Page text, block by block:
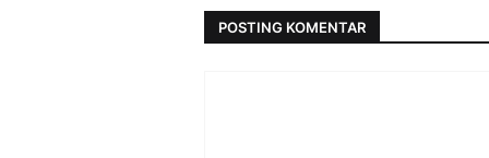
POSTING KOMENTAR